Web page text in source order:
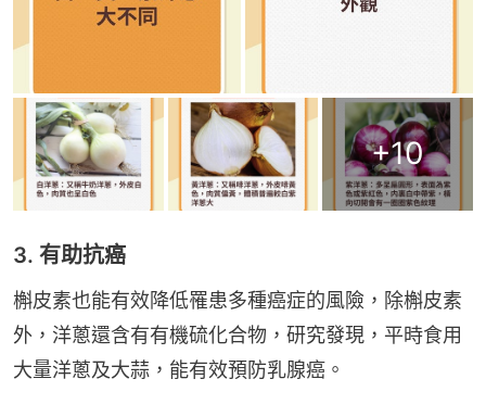
+10
3. 有助抗癌
槲皮素也能有效降低罹患多種癌症的風險，除槲皮素
外，洋蔥還含有有機硫化合物，研究發現，平時食用
大量洋蔥及大蒜，能有效預防乳腺癌。